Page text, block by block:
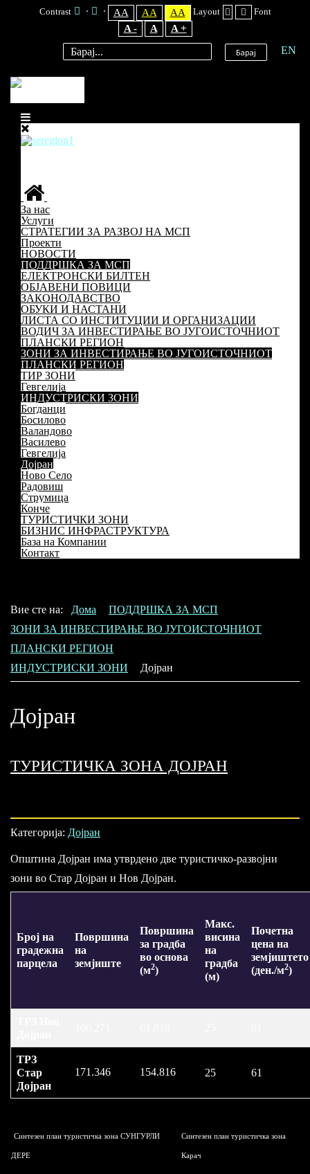
Contrast AA AA AA Layout Font
A - A A +
EN
Барај
За нас
Услуги
СТРАТЕГИИ ЗА РАЗВОЈ НА МСП
Проекти
НОВОСТИ
ПОДДРШКА ЗА МСП
ЕЛЕКТРОНСКИ БИЛТЕН
ОБЈАВЕНИ ПОВИЦИ
ЗАКОНОДАВСТВО
ОБУКИ И НАСТАНИ
ЛИСТА СО ИНСТИТУЦИИ И ОРГАНИЗАЦИИ
ВОДИЧ ЗА ИНВЕСТИРАЊЕ ВО ЈУГОИСТОЧНИОТ
ПЛАНСКИ РЕГИОН
ЗОНИ ЗА ИНВЕСТИРАЊЕ ВО ЈУГОИСТОЧНИОТ
ПЛАНСКИ РЕГИОН
ТИР ЗОНИ
Гевгелија
ИНДУСТРИСКИ ЗОНИ
Богданци
Босилово
Валандово
Василево
Гевгелија
Дојран
Ново Село
Радовиш
Струмица
Конче
ТУРИСТИЧКИ ЗОНИ
БИЗНИС ИНФРАСТРУКТУРА
База на Компании
Контакт
Вие сте на: Дома
ПОДДРШКА ЗА МСП
ЗОНИ ЗА ИНВЕСТИРАЊЕ ВО ЈУГОИСТОЧНИОТ
ПЛАНСКИ РЕГИОН
ИНДУСТРИСКИ ЗОНИ
Дојран
Дојран
ТУРИСТИЧКА ЗОНА ДОЈРАН
Категорија: Дојран
Општина Дојран има утврдено две туристичко-развојни
зони во Стар Дојран и Нов Дојран.
Број на
градежна
парцела
Површина
на
земјиште
Површина
за градба
во основа
(м2)
Макс.
висина
на
градба
(м)
Почетна
цена на
земјиштето
(ден./м2)
ТРЗ
Стар
Дојран
171.346 154.816 25 61
Синтезен план туристичка зона СУНГУРЛИ
ДЕРЕ
Синтезен план туристичка зона
Карач